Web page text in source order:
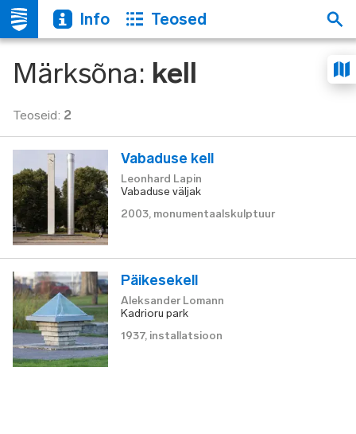
Info Teosed
Märksõna: kell
Teoseid: 2
Vabaduse kell
Leonhard Lapin
Vabaduse väljak
2003, monumentaalskulptuur
Päikesekell
Aleksander Lomann
Kadrioru park
1937, installatsioon